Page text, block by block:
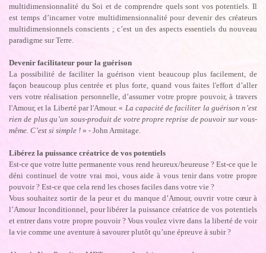
multidimensionnalité du Soi et de comprendre quels sont vos potentiels. Il
est temps d’incarner votre multidimensionnalité pour devenir des créateurs
multidimensionnels conscients ; c’est un des aspects essentiels du nouveau
paradigme sur Terre.
Devenir facilitateur pour la guérison
La possibilité de faciliter la guérison vient beaucoup plus facilement, de
façon beaucoup plus centrée et plus forte, quand vous faites l'effort d’aller
vers votre réalisation personnelle, d’assumer votre propre pouvoir, à travers
l'Amour, et la Liberté par l'Amour. « La capacité de faciliter la guérison n’est
rien de plus qu’un sous-produit de votre propre reprise de pouvoir sur vous-
même. C’est si simple ! » - John Armitage.
Libérez la puissance créatrice de vos potentiels
Est-ce que votre lutte permanente vous rend heureux/heureuse ? Est-ce que le
déni continuel de votre vrai moi, vous aide à vous tenir dans votre propre
pouvoir ? Est-ce que cela rend les choses faciles dans votre vie ?
Vous souhaitez sortir de la peur et du manque d’Amour, ouvrir votre cœur à
l’Amour Inconditionnel, pour libérer la puissance créatrice de vos potentiels
et entrer dans votre propre pouvoir ? Vous voulez vivre dans la liberté de voir
la vie comme une aventure à savourer plutôt qu’une épreuve à subir ?